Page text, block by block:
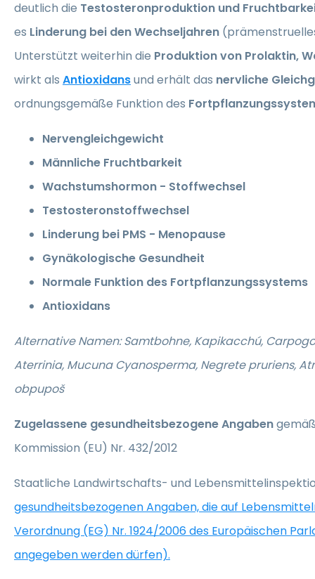
deutlich die Testosteronproduktion und
es Linderung bei den Wechseljahren
Unterstützt weiterhin die Produktion von Prolaktin,
wirkt als Antioxidansund erhält das nervliche
ordnungsgemäße Funktion des
Nervengleichgewicht
Männliche Fruchtbarkeit
Wachstumshormon - Stoffwechsel
Testosteronstoffwechsel
Linderung bei PMS - Menopause
Gynäkologische Gesundheit
Normale Funktion des Fortpflanzungssystems
Antioxidans
Alternative Namen: Samtbohne, Kapikacchú,
Aterrinia, Mucuna Cyanosperma, Negrete pruriens,
obpupoš
Zugelassene gesundheitsbezogene Angaben
Kommission (EU) Nr. 432/2012
Staatliche Landwirtschafts- und
gesundheitsbezogenen Angaben, die auf
Verordnung (EG) Nr. 1924/2006 des Europäischen
angegeben werden dürfen).